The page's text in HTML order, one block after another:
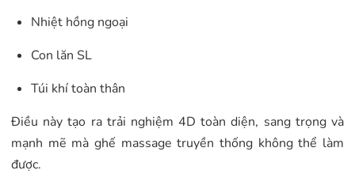
Nhiệt hồng ngoại
Con lăn SL
Túi khí toàn thân
Điều này tạo ra trải nghiệm 4D toàn diện, sang trọng và
mạnh mẽ mà ghế massage truyền thống không thể làm
được.